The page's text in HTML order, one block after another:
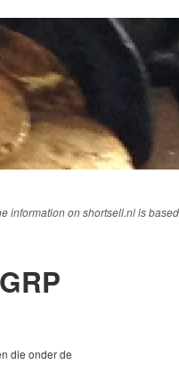
information on shortsell.nl is
die onder de